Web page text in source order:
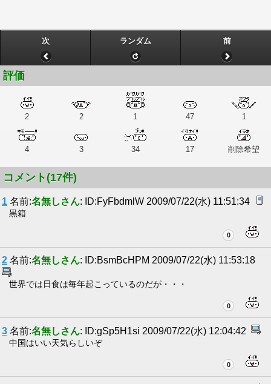
次 ランダム 前
評価
2 2 1 47 1
4 3 34 17 削除希望
コメント(17件)
1 名前:名無しさん: ID:FyFbdmlW 2009/07/22(水) 11:51:34
黒箱
0
2 名前:名無しさん: ID:BsmBcHPM 2009/07/22(水) 11:53:18
世界では日食は毎年起こっているのだが・・・
0
3 名前:名無しさん: ID:gSp5H1si 2009/07/22(水) 12:04:42
中国はいい天気らしいぞ
0